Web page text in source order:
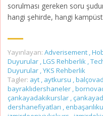
sorulması gereken soru
hangi şehirde, hangi
Yayınlayan: Adverisement ,
Duyurular ,LGS Rehberlik ,
Duyurular ,YKS Rehberlik
Tagler: ayt , aytkursu ,
bayraklıdershaneler ,
çankayadakikurslar ,
dershanefiyatları ,